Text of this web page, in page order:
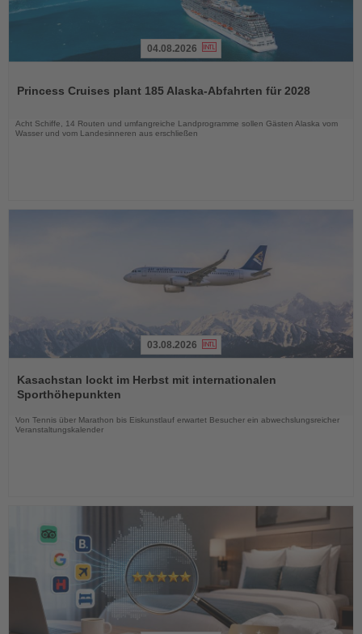
die
04.08.2026
Princess Cruises plant 185 Alaska-Abfahrten für 2028
Acht Schiffe, 14 Routen und umfangreiche Landprogramme sollen Gästen Alaska vom
Wasser und vom Landesinneren aus erschließen
Sie
die
Nachrichten
03.08.2026
Kasachstan lockt im Herbst mit internationalen
Sporthöhepunkten
Von Tennis über Marathon bis Eiskunstlauf erwartet Besucher ein abwechslungsreicher
Veranstaltungskalender